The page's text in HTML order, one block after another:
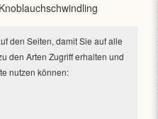
den Seiten, damit Sie auf alle
den Arten Zugriff erhalten und
nutzen können: